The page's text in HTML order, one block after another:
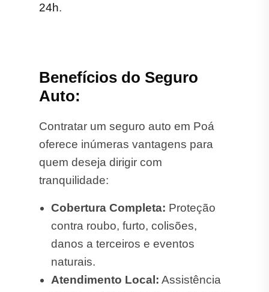
24h.
Benefícios do Seguro
Auto:
Contratar um seguro auto em Poá
oferece inúmeras vantagens para
quem deseja dirigir com
tranquilidade:
Cobertura Completa: Proteção
contra roubo, furto, colisões,
danos a terceiros e eventos
naturais.
Atendimento Local: Assistência